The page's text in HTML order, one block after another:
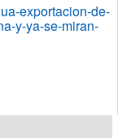
exportacion-de-
y-ya-se-miran-